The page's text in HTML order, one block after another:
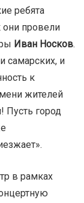
ребята
они провели
Иван Носков.
самарских, и
к
жителей
город
в рамках